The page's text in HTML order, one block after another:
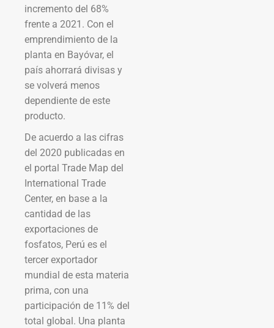
incremento del 68%
frente a 2021. Con el
emprendimiento de la
planta en Bayóvar, el
país ahorrará divisas y
se volverá menos
dependiente de este
producto.
De acuerdo a las cifras
del 2020 publicadas en
el portal Trade Map del
International Trade
Center, en base a la
cantidad de las
exportaciones de
fosfatos, Perú es el
tercer exportador
mundial de esta materia
prima, con una
participación de 11% del
total global. Una planta